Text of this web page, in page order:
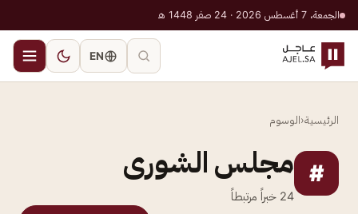
الجمعة، 7 أغسطس 2026 · 24 صفر 1448 هـ
EN
الرئيسية‹الوسوم
# مجلس الشورى
24 خبراً مرتبطاً